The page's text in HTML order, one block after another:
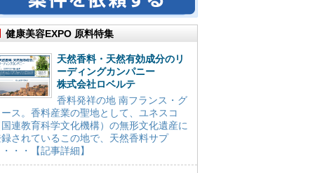
健康美容EXPO 原料特集
天然香料・天然有効成分のリ
ーディングカンパニー
株式会社ロベルテ
香料発祥の地 南フランス・グ
ース。香料産業の聖地として、ユネスコ
国連教育科学文化機構）の無形文化遺産に
されているこの地で、天然香料サプ
・・【記事詳細】